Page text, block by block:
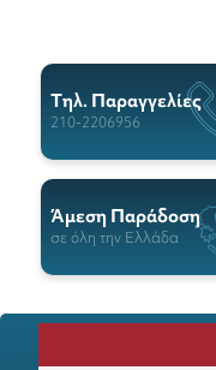
Tηλ. Παραγγελίες
210-2206956
Άμεση Παράδοση
σε όλη την Ελλάδα